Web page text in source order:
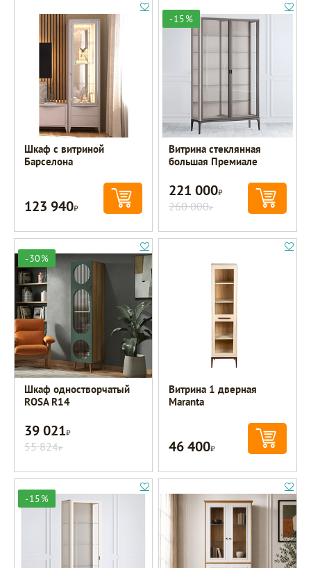
Шкаф с витриной
Барселона
123 940Р
-15%
Витрина стеклянная
большая Премиале
221 000Р
260 000Р
-30%
Шкаф одностворчатый
ROSA R14
39 021Р
55 824Р
Витрина 1 дверная
Maranta
46 400Р
-15%